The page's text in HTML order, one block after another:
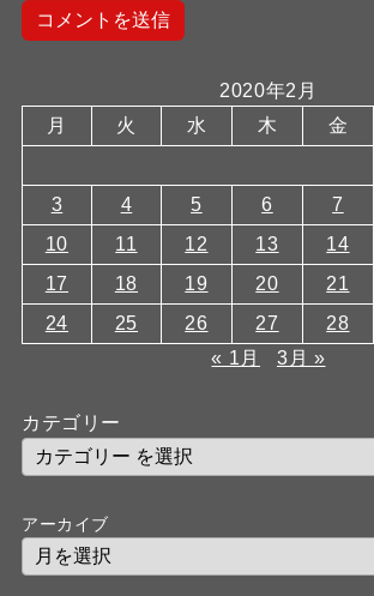
2020年2月
月
火 水 木 金
3
4 5 6 7
10
11 12 13 14
17
18 19 20 21
24
25 26 27 28
« 1月
3月 »
カテゴリー
アーカイブ